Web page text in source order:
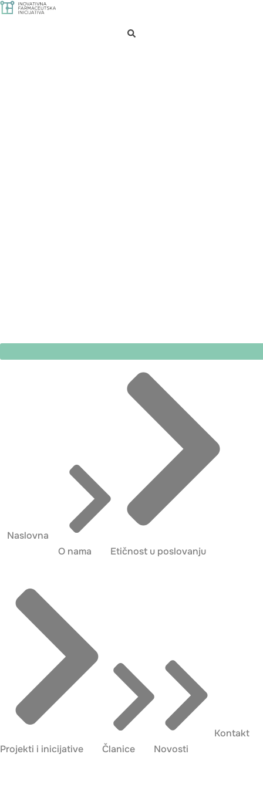
Naslovna
O nama
Etičnost u poslovanju
Projekti i inicijative Članice Novosti
Kontakt